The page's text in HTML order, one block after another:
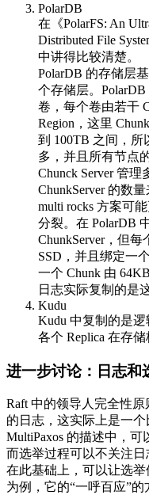
PolarDB
在《PolarFS: An
Distributed File
中讲得比较清楚。
PolarDB 的存储层
个存储层。
卷，每个卷由若干
Region，这里
到 100TB 之间，
多，并且所有节点
Chunck Server 管
ChunkServer 的数
multi rocks 方案可
分裂。在 PolarDB
ChunkServer，但每
SSD，并且绑定一
一个 Chunk 由
日志实际复制的是
Kudu
Kudu 中复制的是
各个 Replica 在存储
进一步讨论：日志和
Raft 中的领导人完全性
的日志，这实际上是一
MultiPaxos 的描述中，
而选举过程可以不关注日
在此基础上，可以让选
为例，它的“一呼百应”